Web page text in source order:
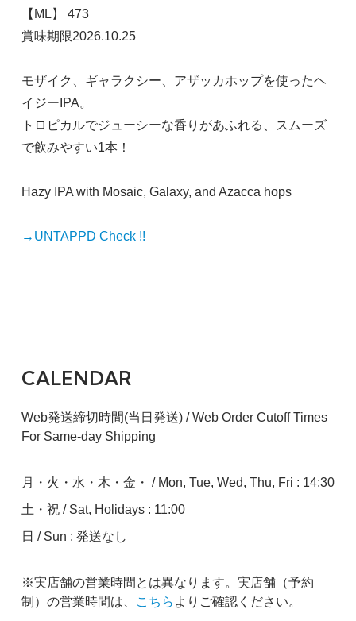
【ML】 473
賞味期限2026.10.25
モザイク、ギャラクシー、アザッカホップを使ったヘ
イジーIPA。
トロピカルでジューシーな香りがあふれる、スムーズ
で飲みやすい1本！
Hazy IPA with Mosaic, Galaxy, and Azacca hops
→UNTAPPD Check !!
CALENDAR
Web発送締切時間(当日発送) / Web Order Cutoff Times
For Same-day Shipping
月・火・水・木・金・ / Mon, Tue, Wed, Thu, Fri : 14:30
土・祝 / Sat, Holidays : 11:00
日 / Sun : 発送なし
※実店舗の営業時間とは異なります。実店舗（予約
制）の営業時間は、
こちら よりご確認ください。